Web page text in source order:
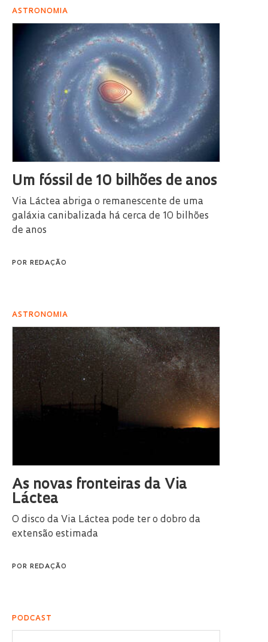
ASTRONOMIA
Um fóssil de 10 bilhões de anos
Via Láctea abriga o remanescente de uma
galáxia canibalizada há cerca de 10 bilhões
de anos
POR REDAÇÃO
ASTRONOMIA
As novas fronteiras da Via
Láctea
O disco da Via Láctea pode ter o dobro da
extensão estimada
POR REDAÇÃO
PODCAST